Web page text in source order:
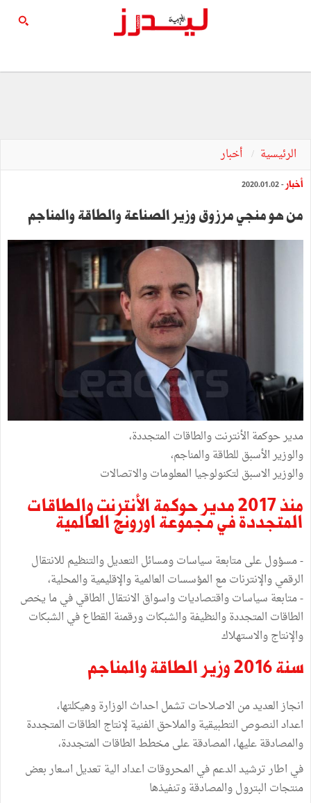
الرئيسية أخبار
أخبار - 2020.01.02
من هو منجي مرزوق وزير الصناعة والطاقة والمناجم
مدير حوكمة الأنترنت والطاقات المتجددة،
والوزير الأسبق للطاقة والمناجم،
والوزير الاسبق لتكنولوجيا المعلومات والاتصالات
منذ 2017 مدير حوكمة الأنترنت والطاقات
المتجددة في مجموعة اورونج العالمية
- مسؤول على متابعة سياسات ومسائل التعديل والتنظيم للانتقال
الرقمي والإنترنات مع المؤسسات العالمية والإقليمية والمحلية،
- متابعة سياسات واقتصاديات واسواق الانتقال الطاقي في ما يخص
الطاقات المتجددة والنظيفة والشبكات ورقمنة القطاع في الشبكات
والإنتاج والاستهلاك
سنة 2016 وزير الطاقة والمناجم
انجاز العديد من الاصلاحات تشمل احداث الوزارة وهيكلتها،
اعداد النصوص التطبيقية والملاحق الفنية لإنتاج الطاقات المتجددة
والمصادقة عليها، المصادقة على مخطط الطاقات المتجددة،
في اطار ترشيد الدعم في المحروقات اعداد الية تعديل اسعار بعض
منتجات البترول والمصادقة وتنفيذها